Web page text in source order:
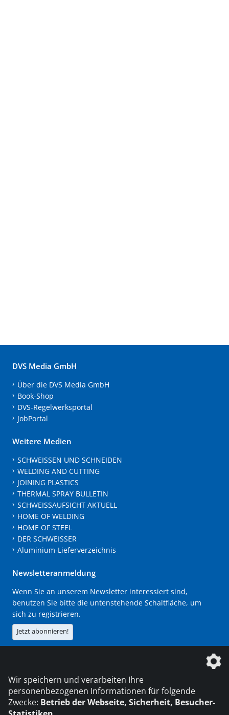
DVS Media GmbH
Über die DVS Media GmbH
Book-Shop
DVS-Regelwerksportal
JobPortal
Weitere Medien
SCHWEISSEN UND SCHNEIDEN
WELDING AND CUTTING
JOINING PLASTICS
THERMAL SPRAY BULLETIN
SCHWEISSAUFSICHT AKTUELL
HOME OF WELDING
HOME OF STEEL
DER SCHWEISSER
Aluminium-Lieferverzeichnis
Newsletteranmeldung
Wenn Sie an unserem Newsletter interessiert sind,
benutzen Sie bitte die untenstehende Schaltfläche, um
sich zu registrieren.
Jetzt abonnieren!
Die DVS Media GmbH ist ein Unternehmen der
Wir speichern und verarbeiten Ihre
personenbezogenen Informationen für folgende
Zwecke: Betrieb der Webseite, Sicherheit, Besucher-